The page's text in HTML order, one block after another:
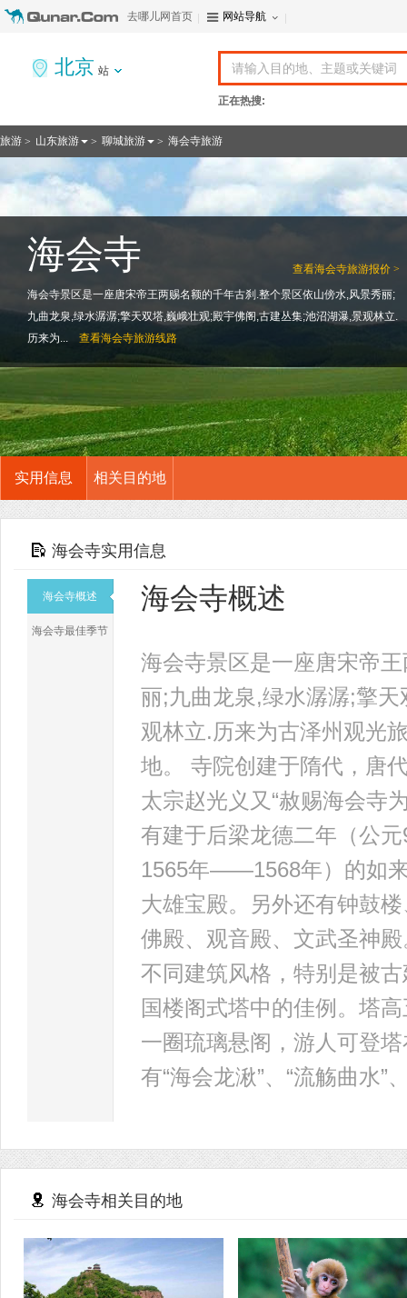
去哪儿网首页 网站导航
北京 站
正在热搜:
旅游 > 山东旅游 > 聊城旅游 > 海会寺旅游
查看海会寺旅游报价 >
海会寺
海会寺景区是一座唐宋帝王两赐名额的千年古刹.整个景区依山傍水,风景秀丽;
九曲龙泉,绿水潺潺;擎天双塔,巍峨壮观;殿宇佛阁,古建丛集;池沼湖瀑,景观林立.
历来为...
查看海会寺旅游线路
实用信息 相关目的地
海会寺实用信息
海会寺概述
海会寺最佳季节
海会寺概述
海会寺景区是一座唐宋帝
丽;九曲龙泉,绿水潺潺;擎
观林立.历来为古泽州观光
地。 寺院创建于隋代，唐
太宗赵光义又“赦赐海会寺
有建于后梁龙德二年（公
1565年――1568年）的如
大雄宝殿。另外还有钟鼓
佛殿、观音殿、文武圣神
不同建筑风格，特别是被
国楼阁式塔中的佳例。塔
一圈琉璃悬阁，游人可登
有“海会龙湫”、“流觞曲水”
海会寺相关目的地